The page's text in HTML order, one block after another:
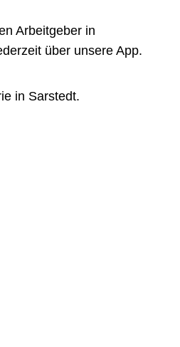
Arbeitgeber in
über unsere App.
in Sarstedt.